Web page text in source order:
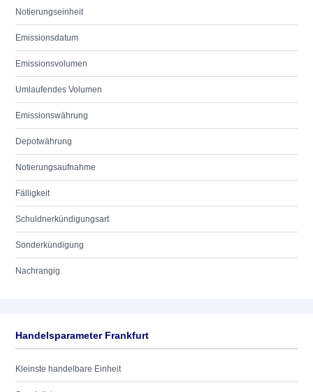
Notierungseinheit
Emissionsdatum
Emissionsvolumen
Umlaufendes Volumen
Emissionswährung
Depotwährung
Notierungsaufnahme
Fälligkeit
Schuldnerkündigungsart
Sonderkündigung
Nachrangig
Handelsparameter Frankfurt
Kleinste handelbare Einheit